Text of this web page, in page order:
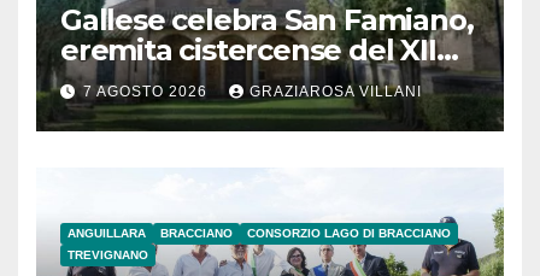
Gallese celebra San Famiano,
eremita cistercense del XII
secolo
7 AGOSTO 2026 GRAZIAROSA VILLANI
ANGUILLARA BRACCIANO
CONSORZIO LAGO DI BRACCIANO
TREVIGNANO